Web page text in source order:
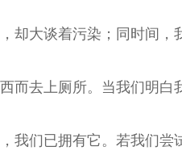
却大谈着污染；同时间，
而去上厕所。当我们明白
我们已拥有它。若我们尝